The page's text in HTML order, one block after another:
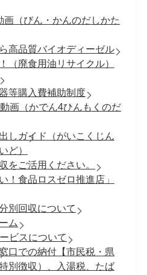
画（びん・かんのだしかた
高品質バイオディーゼル
（廃食用油リサイクル）
等購入費補助制度
画（かでん4ひんもくのだ
しガイド（がいこくじん
ど）
をご活用ください。
！食品ロスゼロ推進店」
別回収について
ム
ビスについて
口での納付【市民税・県
別徴収）、入湯税、たば